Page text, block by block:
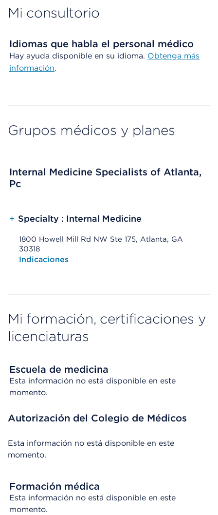
Mi consultorio
Idiomas que habla el personal médico
Hay ayuda disponible en su idioma. Obtenga más
información.
Grupos médicos y planes
Internal Medicine Specialists of Atlanta,
Pc
+ Specialty : Internal Medicine
1800 Howell Mill Rd NW Ste 175, Atlanta, GA
30318
Opens native map application on mobile devices
Indicaciones
Mi formación, certificaciones y
licenciaturas
Escuela de medicina
Esta información no está disponible en este
momento.
Autorización del Colegio de Médicos
Esta información no está disponible en este
momento.
Formación médica
Esta información no está disponible en este
momento.